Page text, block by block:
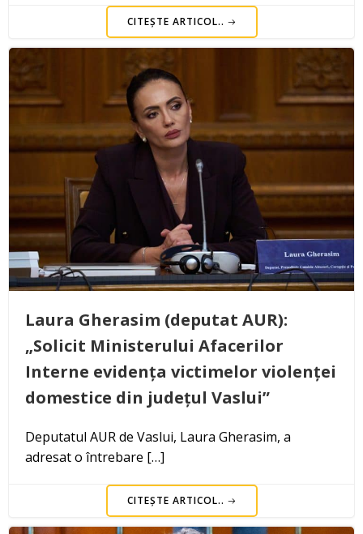
CITEȘTE ARTICOL..
Laura Gherasim (deputat AUR):
„Solicit Ministerului Afacerilor
Interne evidența victimelor violenței
domestice din județul Vaslui”
Deputatul AUR de Vaslui, Laura Gherasim, a
adresat o întrebare […]
CITEȘTE ARTICOL..